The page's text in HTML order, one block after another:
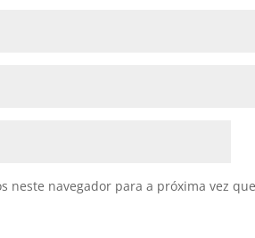
neste navegador para a próxima vez